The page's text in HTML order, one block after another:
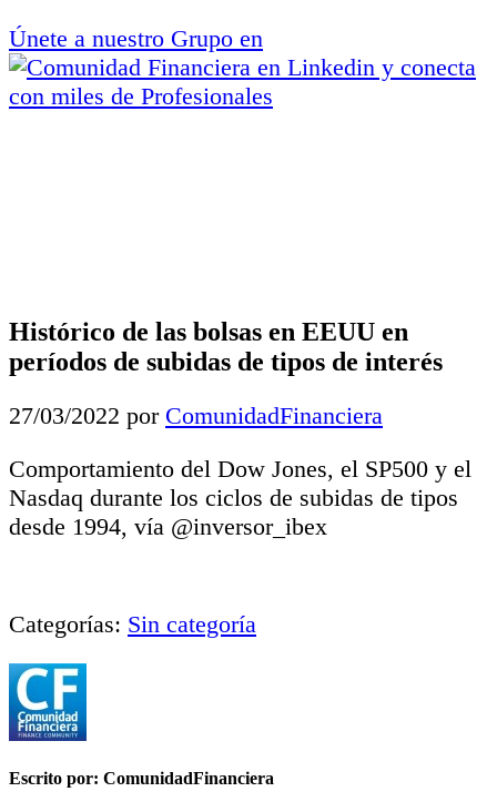
Únete a nuestro Grupo en
y conecta
con miles de Profesionales
Histórico de las bolsas en EEUU en
períodos de subidas de tipos de interés
27/03/2022 por ComunidadFinanciera
Comportamiento del Dow Jones, el SP500 y el
Nasdaq durante los ciclos de subidas de tipos
desde 1994, vía @inversor_ibex
Categorías: Sin categoría
Escrito por: ComunidadFinanciera